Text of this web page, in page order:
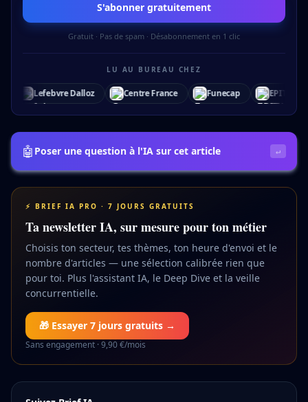
S'abonner gratuitement
Gratuit · Pas de spam · Désabonnement en 1 clic
LU AU BUREAU CHEZ
Centre France Funecap EPITA Audencia
🤖 Poser une question à l'IA sur cet article ↵
⚡ BRIEF IA PRO · 7 JOURS GRATUITS
Ta newsletter IA, sur mesure pour ton métier
Choisis ton secteur, tes thèmes, ton heure d'envoi et le
nombre d'articles — une sélection calibrée rien que
pour toi. Plus l'assistant IA, le Deep Dive et la veille
concurrentielle.
🎁 Essayer 7 jours gratuits →
Sans engagement · 9,90 €/mois